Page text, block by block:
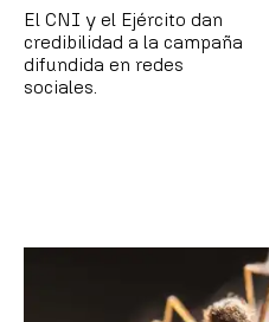
El CNI y el Ejército dan
credibilidad a la campaña
difundida en redes
sociales.